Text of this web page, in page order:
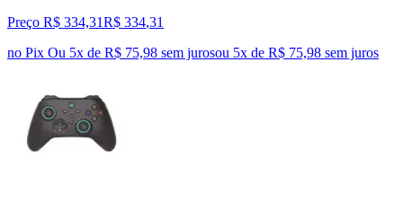
Preço R$ 334,31R$ 334,31
no Pix Ou 5x de R$ 75,98 sem jurosou 5x de R$ 75,98 sem juros